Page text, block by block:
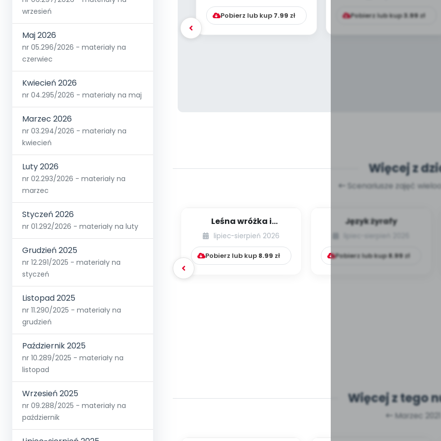
wrzesień
Maj 2026
nr 05.296/2026 - materiały na
czerwiec
Kwiecień 2026
nr 04.295/2026 - materiały na maj
Marzec 2026
nr 03.294/2026 - materiały na
kwiecień
Luty 2026
nr 02.293/2026 - materiały na
marzec
Styczeń 2026
nr 01.292/2026 - materiały na luty
Grudzień 2025
nr 12.291/2025 - materiały na
styczeń
Listopad 2025
nr 11.290/2025 - materiały na
grudzień
Październik 2025
nr 10.289/2025 - materiały na
listopad
Wrzesień 2025
nr 09.288/2025 - materiały na
październik
tolerancji i int...
Pobierz lub kup 7.99 zł Pobierz lub kup3.99zł
Więcej z
Scenariusze zajęć
Leśna wróżka i
przyjaciele
lipiec-sierpień 2026
Pobierz lub kup 8.99 zł
Język żyrafy
Pobierz lub kup8.99zł
Więcej z tego
Marzec 2021